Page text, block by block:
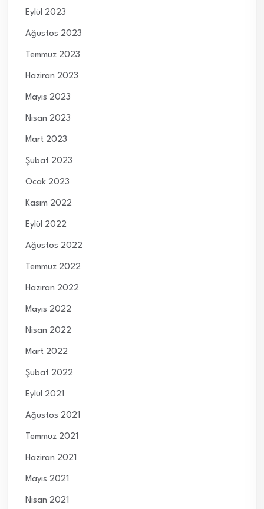
Eylül 2023
Ağustos 2023
Temmuz 2023
Haziran 2023
Mayıs 2023
Nisan 2023
Mart 2023
Şubat 2023
Ocak 2023
Kasım 2022
Eylül 2022
Ağustos 2022
Temmuz 2022
Haziran 2022
Mayıs 2022
Nisan 2022
Mart 2022
Şubat 2022
Eylül 2021
Ağustos 2021
Temmuz 2021
Haziran 2021
Mayıs 2021
Nisan 2021